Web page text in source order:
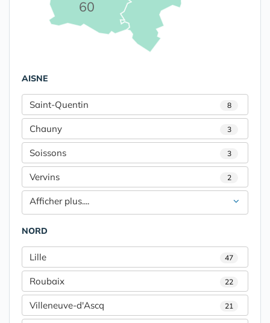
60
AISNE
Saint-Quentin 8
Chauny 3
Soissons 3
Vervins 2
Afficher plus....
NORD
Lille 47
Roubaix 22
Villeneuve-d'Ascq 21